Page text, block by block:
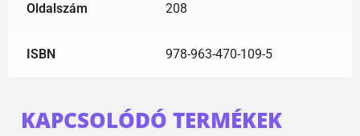
Oldalszám 208
ISBN 978-963-470-109-5
KAPCSOLÓDÓ TERMÉKEK